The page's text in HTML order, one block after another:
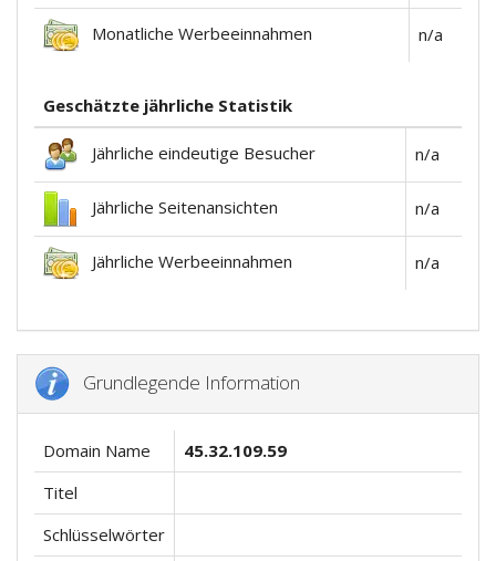
Monatliche Werbeeinnahmen n/a
Geschätzte jährliche Statistik
Jährliche eindeutige Besucher n/a
Jährliche Seitenansichten n/a
Jährliche Werbeeinnahmen n/a
Grundlegende Information
Domain Name
45.32.109.59
Titel
Schlüsselwörter